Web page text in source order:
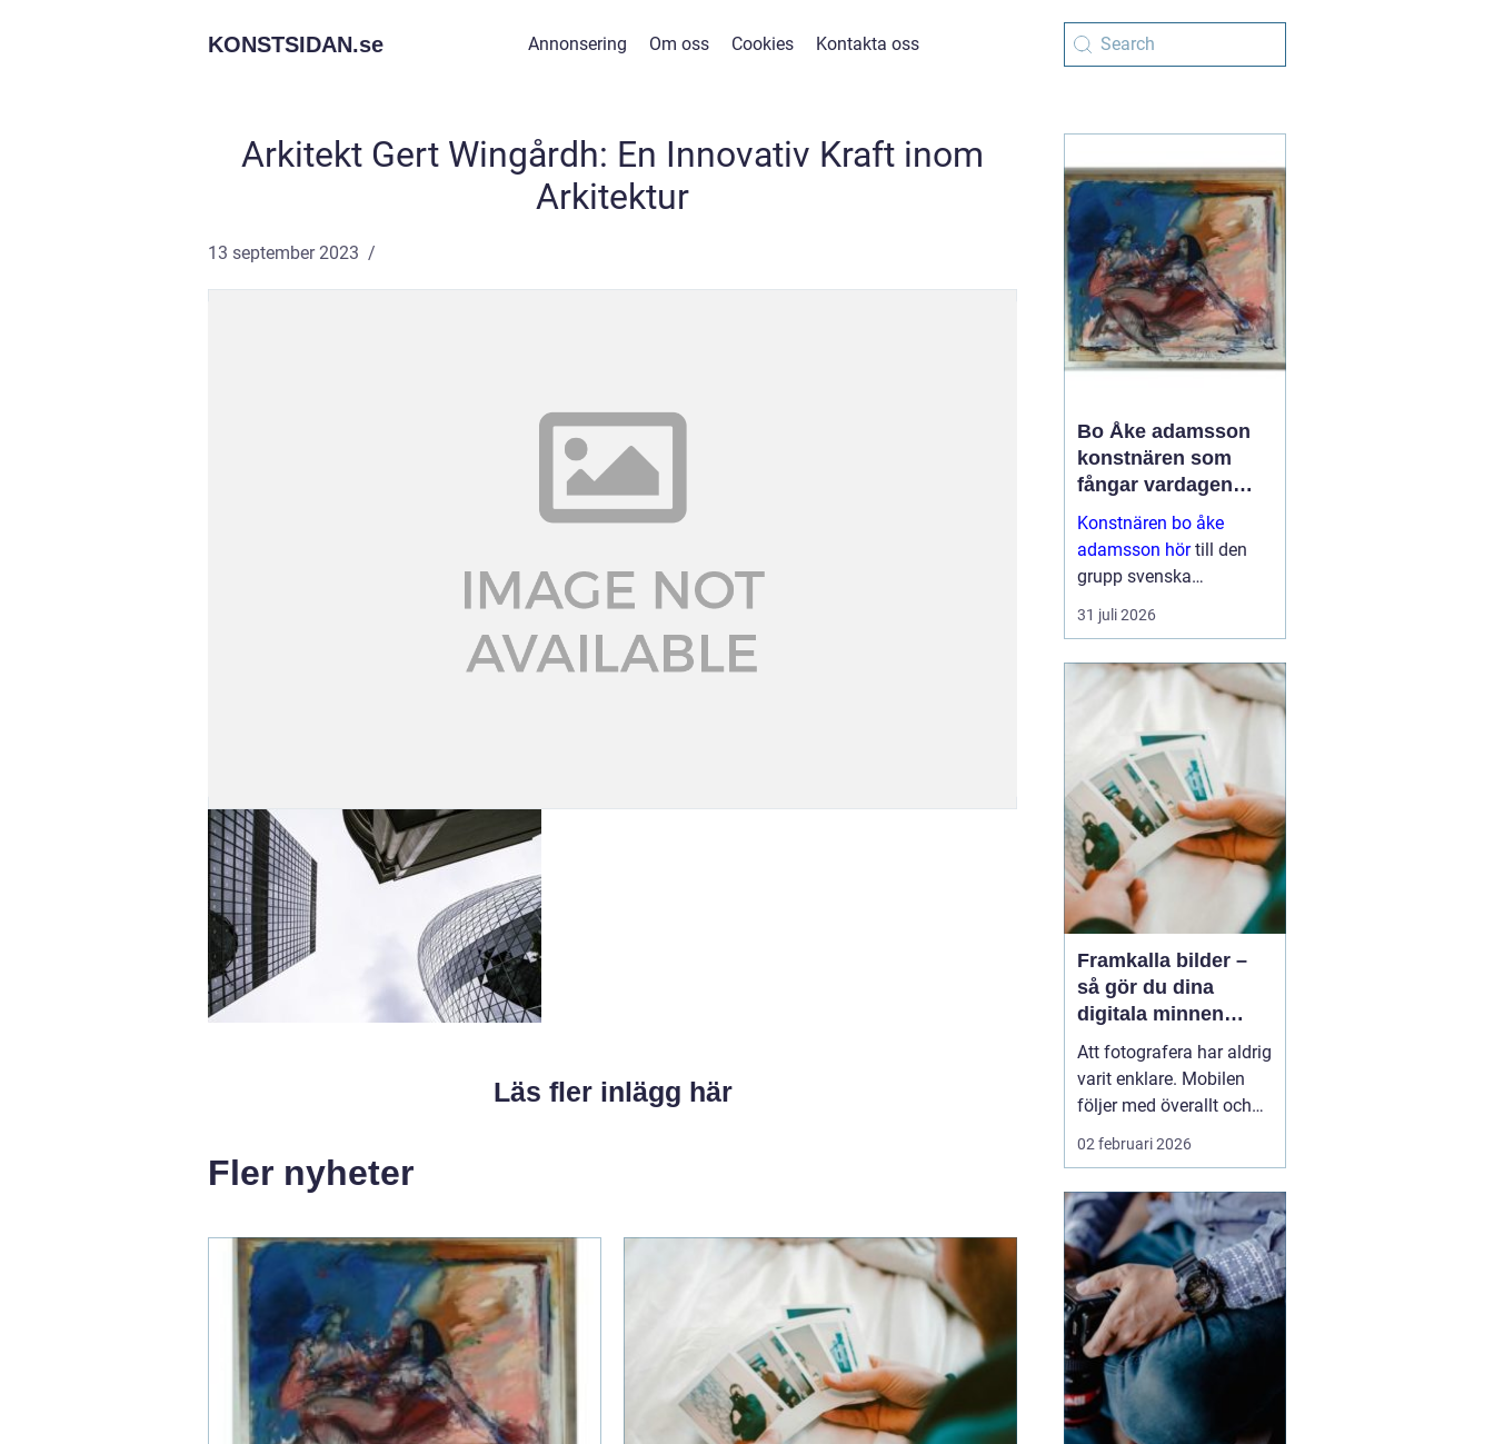
KONSTSIDAN.se Annonsering Om oss Cookies Kontakta oss
Arkitekt Gert Wingårdh: En Innovativ Kraft inom
Arkitektur
13 september 2023
Läs fler inlägg här
Fler nyheter
Bo Åke adamsson
konstnären som
fångar vardagen
med eftertanke
Konstnären bo åke
adamsson hörtill den
grupp svenska
bildskapare som i
tysthet byggt upp en
dyker ofta upp i
samlaren söker något
mer än ett dekorativt
motiv en känsla ...
31 juli 2026
Framkalla bilder –
så gör du dina
digitala minnen
levande
Att fotografera har aldrig
varit enklare. Mobilen
följer med överallt och
bildflödet svämmar över.
stannar i telefonen eller i
molnet? När man väljer
att framkalla bilder ...
02 februari 2026